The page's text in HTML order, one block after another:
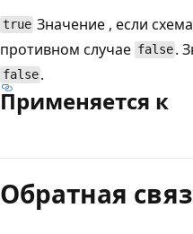
true Значение , если
противном случае false .
false .
Применяется к
чтения
выключен
Обратная